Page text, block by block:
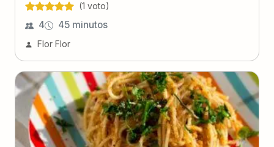
(1 voto)
4 45 minutos
Flor Flor